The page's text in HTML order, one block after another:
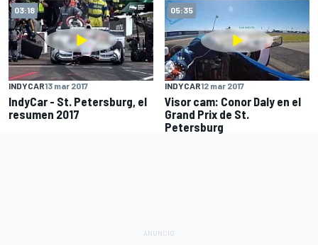
03:18
INDYCAR13 mar 2017
IndyCar - St. Petersburg, el
resumen 2017
05:35
INDYCAR12 mar 2017
Visor cam: Conor Daly en el
Grand Prix de St.
Petersburg